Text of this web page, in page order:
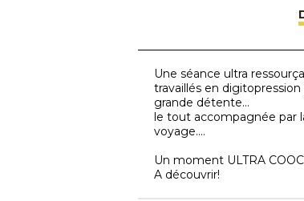
Une séance ultra
travaillés en
grande détente...
le tout accompagnée par
voyage....
Un moment ULTRA
A découvrir!